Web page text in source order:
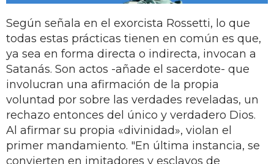
Según señala en el exorcista Rossetti, lo que
todas estas prácticas tienen en común es que,
ya sea en forma directa o indirecta, invocan a
Satanás. Son actos -añade el sacerdote- que
involucran una afirmación de la propia
voluntad por sobre las verdades reveladas, un
rechazo entonces del único y verdadero Dios.
Al afirmar su propia «divinidad», violan el
primer mandamiento. "En última instancia, se
convierten en imitadores y esclavos de